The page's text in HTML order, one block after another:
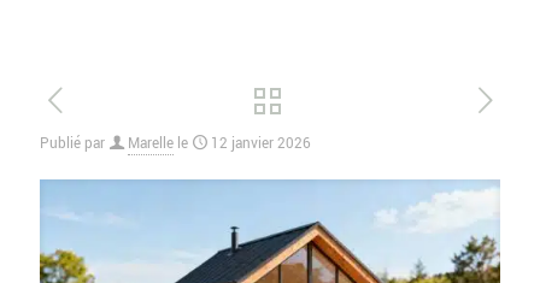
Publié par Marelle le 12 janvier 2026